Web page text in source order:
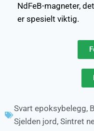
NdFeB-magneter,
er spesielt viktig.
Svart epoksybelegg,
Sjelden jord, Sintret